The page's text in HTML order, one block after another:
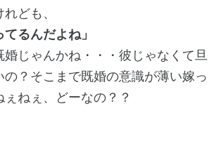
ども、
てるんだよね」
婚じゃんかね・・・彼じゃなくて旦
の？そこまで既婚の意識が薄い嫁っ
ねぇ、どーなの？？